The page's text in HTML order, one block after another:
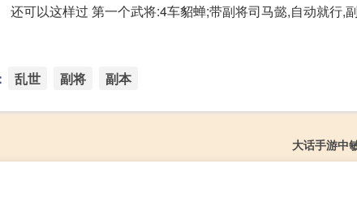
可以这样过 第一个武将:4车貂蝉;带副将司马懿,自动就行,
乱世 副将 副本
大话手游中